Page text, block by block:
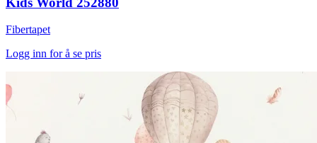
Fibertapet
Logg inn for å se pris